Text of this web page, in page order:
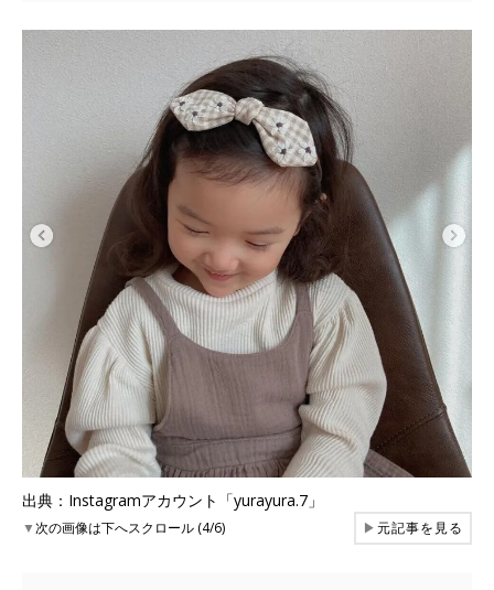
出典：Instagramアカウント「yurayura.7」
▼次の画像は下へスクロール (4/6) ▶元記事を見る